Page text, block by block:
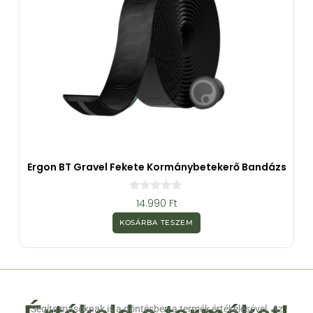
Ergon BT Gravel Fekete Kormánybetekerő Bandázs
z
5
b
l
14.990 Ft
KOSÁRBA TESZEM
Segíts másoknak is a döntésben a termék értékelésével. Az